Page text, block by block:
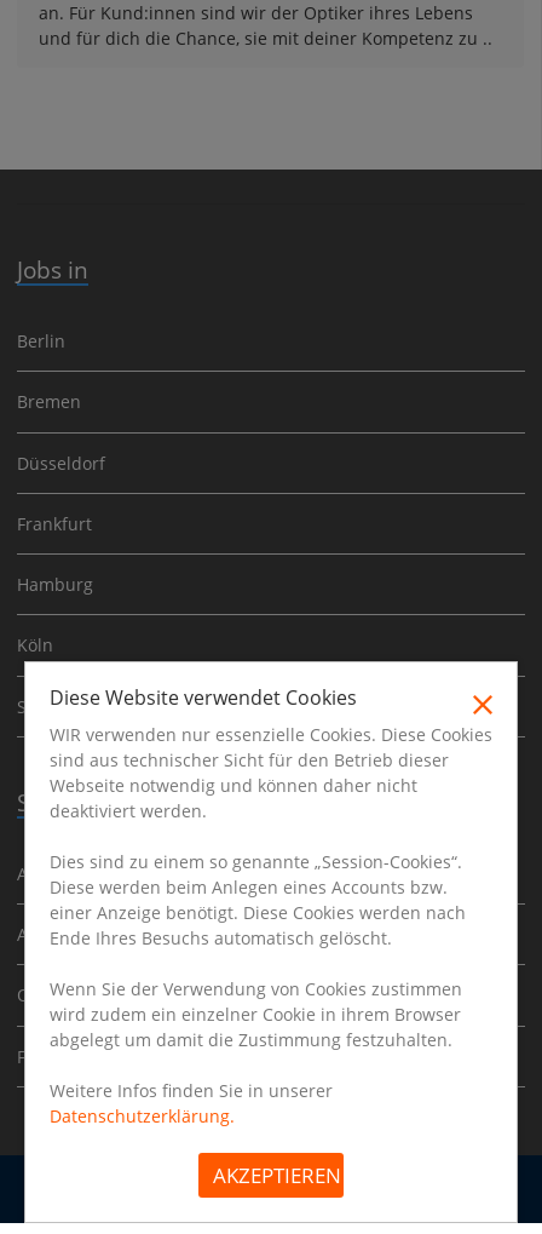
an. Für Kund:innen sind wir der Optiker ihres Lebens
und für dich die Chance, sie mit deiner Kompetenz zu ..
Jobs in
Berlin
Bremen
Düsseldorf
Frankfurt
Hamburg
Köln
Stuttgart
Stellenangebote
Ausbildung
Augenoptikermeister
Optometrist
Filialleiter
Copyright © 2026 | www.augenoptikerjob.de
Impressum Datenschutz
Diese Website verwendet Cookies
WIR verwenden nur essenzielle Cookies. Diese Cookies
sind aus technischer Sicht für den Betrieb dieser
Webseite notwendig und können daher nicht
deaktiviert werden.
Dies sind zu einem so genannte „Session-Cookies“.
Diese werden beim Anlegen eines Accounts bzw.
einer Anzeige benötigt. Diese Cookies werden nach
Ende Ihres Besuchs automatisch gelöscht.
Wenn Sie der Verwendung von Cookies zustimmen
wird zudem ein einzelner Cookie in ihrem Browser
abgelegt um damit die Zustimmung festzuhalten.
Weitere Infos finden Sie in unserer
Datenschutzerklärung.
AKZEPTIEREN